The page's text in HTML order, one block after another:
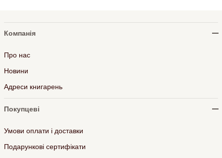
Компанія
Про нас
Новини
Адреси книгарень
Покупцеві
Умови оплати і доставки
Подарункові сертифікати